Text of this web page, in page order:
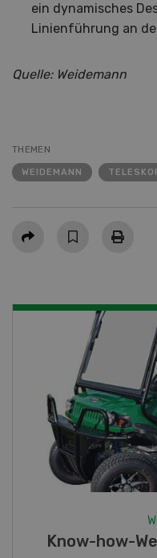
ein dynamisches
Linienführung an
Quelle: Weidemann
THEMEN
WEIDEMANN
Teilen
Fotorätsel